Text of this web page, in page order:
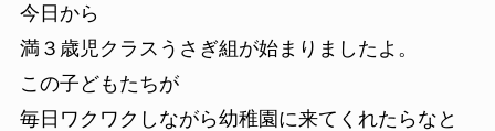
今日から
満３歳児クラスうさぎ組が始まりましたよ。
この子どもたちが
毎日ワクワクしながら幼稚園に来てくれたらなと